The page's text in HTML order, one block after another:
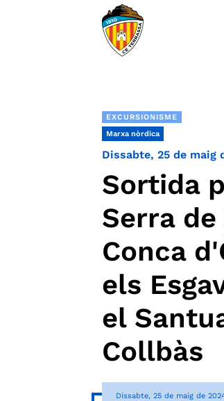
EXCURSIONISME
Marxa nòrdica
Dissabte, 25 de maig
Sortida
Serra de
Conca
els
el
Collbàs
Dissabte, 25 de maig de